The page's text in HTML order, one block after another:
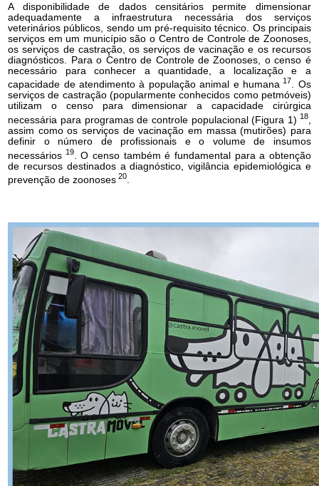
A disponibilidade de dados censitários permite dimensionar
adequadamente a infraestrutura necessária dos serviços
veterinários públicos, sendo um pré-requisito técnico. Os principais
serviços em um município são o Centro de Controle de Zoonoses,
os serviços de castração, os serviços de vacinação e os recursos
diagnósticos. Para o Centro de Controle de Zoonoses, o censo é
necessário para conhecer a quantidade, a localização e a
capacidade de atendimento à população animal e humana 17. Os
serviços de castração (popularmente conhecidos como petmóveis)
utilizam o censo para dimensionar a capacidade cirúrgica
necessária para programas de controle populacional (Figura 1) 18,
assim como os serviços de vacinação em massa (mutirões) para
definir o número de profissionais e o volume de insumos
necessários 19. O censo também é fundamental para a obtenção
de recursos destinados a diagnóstico, vigilância epidemiológica e
prevenção de zoonoses 20.